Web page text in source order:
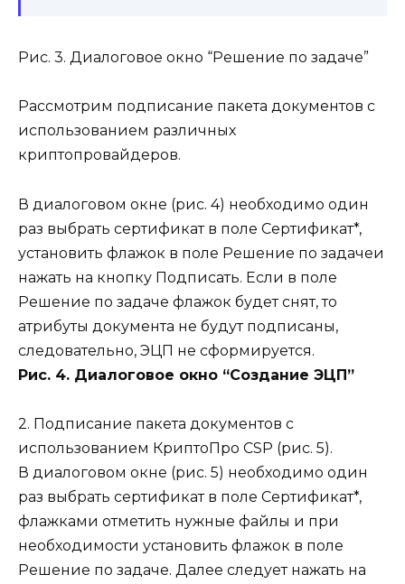
Рис. 3. Диалоговое окно “Решение по задаче”
Рассмотрим подписание пакета документов с
использованием различных
криптопровайдеров.
В диалоговом окне (рис. 4) необходимо один
раз выбрать сертификатв поле Сертификат*,
установить флажок в поле Решение по задачеи
нажать на кнопку Подписать. Если в поле
Решение по задаче флажок будет снят, то
атрибуты документа не будут подписаны,
следовательно, ЭЦП не сформируется.
Рис. 4. Диалоговое окно “Создание ЭЦП”
2. Подписание пакета документов с
использованием КриптоПро CSP (рис. 5).
В диалоговом окне (рис. 5) необходимо один
раз выбрать сертификатв поле Сертификат*,
флажками отметить нужные файлы и при
необходимости установить флажок в поле
Решение по задаче. Далее следует нажать на